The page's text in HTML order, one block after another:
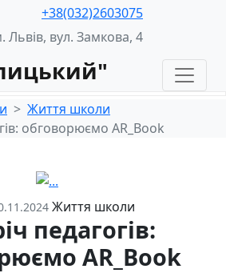
+38(032)2603075
Львів, вул. Замкова, 4
Життя школи
обговорюємо AR_Book
Життя школи
педагогів:
AR_Book